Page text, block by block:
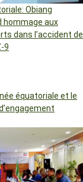
Obiang
hommage aux
dans l’accident de
9
équatoriale et le